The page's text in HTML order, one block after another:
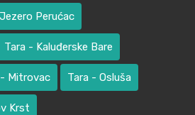
Jezero Perućac
Tara - Kaluđerske Bare
Mitrovac Tara - Osluša
Krst